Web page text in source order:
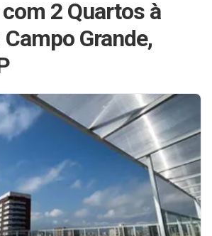
2 Quartos à
Grande,